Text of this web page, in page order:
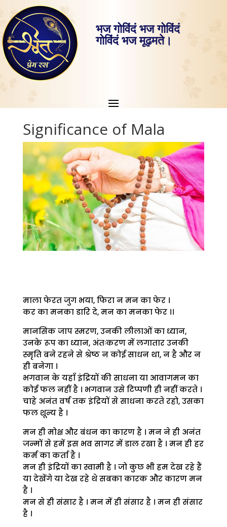
भज गोविंदं भज गोविंदं
गोविंदं भज मूढ़मते।
Significance of Mala
माला फेरत जुग भया, फिरा न मन का फेर ।
कर का मनका डारि दे, मन का मनका फेर ।।
मानसिक जाप स्मरण, उनकी लीलाओं का ध्यान,
उनके रूप का ध्यान, अंतःकरण में लगातार उनकी
स्मृति बने रहने से श्रेष्ठ न कोई साधन था, न है और न
ही बनेगा ।
भगवान के यहाँ इंद्रियों की साधना या आवागमन का
कोई फल नहीं है । भगवान उसे टिप्पणी ही नहीं करते ।
चाहे अनंत वर्ष तक इंद्रियों से साधना करते रहो, उसका
फल शून्य है ।
मन ही मोक्ष और बंधन का कारण है । मन ने ही अनंत
जन्मों से हमें इस भव सागर में डाल रखा है । मन ही हर
कर्म का कर्ता है ।
मन ही इंद्रियों का स्वामी है । जो कुछ भी हम देख रहे हैं
या देखेंगे या देख रहे थे सबका कारक और कारण मन
है ।
मन से ही संसार है । मन में ही संसार है । मन ही संसार
है ।